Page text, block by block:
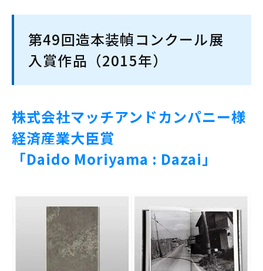
第49回造本装幀コンクール展
入賞作品（2015年）
株式会社マッチアンドカンパニー様
経済産業大臣賞
「Daido Moriyama : Dazai」